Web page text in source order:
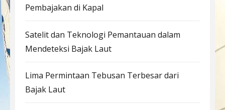
Pembajakan di Kapal
Satelit dan Teknologi Pemantauan dalam
Mendeteksi Bajak Laut
Lima Permintaan Tebusan Terbesar dari
Bajak Laut